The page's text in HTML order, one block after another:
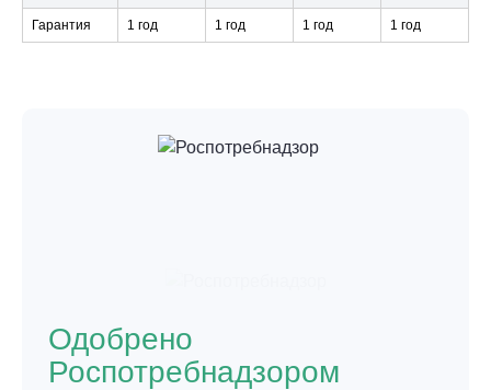
Гарантия 1 год 1 год 1 год 1 год
Одобрено
Роспотребнадзором